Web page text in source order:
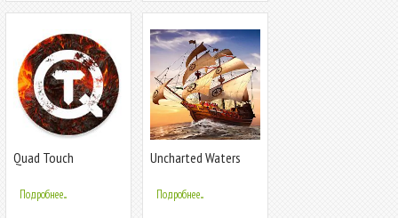
Quad Touch
Подробнее...
Uncharted Waters
Подробнее...